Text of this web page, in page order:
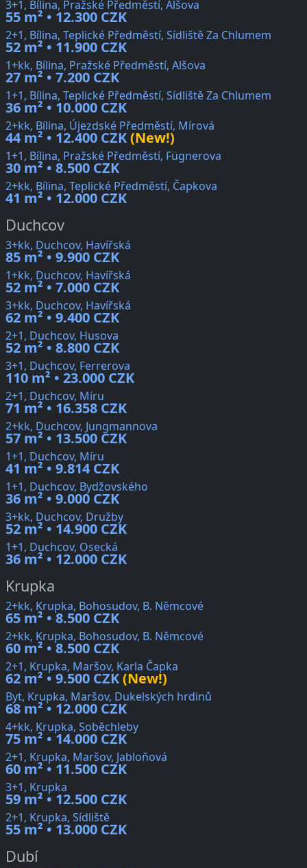
3+1, Bílina, Pražské Předměstí, Alšova
55 m² • 12.300 CZK
2+1, Bílina, Teplické Předměstí, Sídliště Za Chlumem
52 m² • 11.900 CZK
1+kk, Bílina, Pražské Předměstí, Alšova
27 m² • 7.200 CZK
1+1, Bílina, Teplické Předměstí, Sídliště Za Chlumem
36 m² • 10.000 CZK
2+kk, Bílina, Újezdské Předměstí, Mírová
44 m² • 12.400 CZK(New!)
1+1, Bílina, Pražské Předměstí, Fügnerova
30 m² • 8.500 CZK
2+kk, Bílina, Teplické Předměstí, Čapkova
41 m² • 12.000 CZK
Duchcov
3+kk, Duchcov, Havířská
85 m² • 9.900 CZK
1+kk, Duchcov, Havířská
52 m² • 7.000 CZK
3+kk, Duchcov, Havířská
62 m² • 9.400 CZK
2+1, Duchcov, Husova
52 m² • 8.800 CZK
3+1, Duchcov, Ferrerova
110 m² • 23.000 CZK
2+1, Duchcov, Míru
71 m² • 16.358 CZK
2+kk, Duchcov, Jungmannova
57 m² • 13.500 CZK
1+1, Duchcov, Míru
41 m² • 9.814 CZK
1+1, Duchcov, Bydžovského
36 m² • 9.000 CZK
3+kk, Duchcov, Družby
52 m² • 14.900 CZK
1+1, Duchcov, Osecká
36 m² • 12.000 CZK
Krupka
2+kk, Krupka, Bohosudov, B. Němcové
65 m² • 8.500 CZK
2+kk, Krupka, Bohosudov, B. Němcové
60 m² • 8.500 CZK
2+1, Krupka, Maršov, Karla Čapka
62 m² • 9.500 CZK(New!)
Byt, Krupka, Maršov, Dukelských hrdinů
68 m² • 12.000 CZK
4+kk, Krupka, Soběchleby
75 m² • 14.000 CZK
2+1, Krupka, Maršov, Jabloňová
60 m² • 11.500 CZK
3+1, Krupka
59 m² • 12.500 CZK
2+1, Krupka, Sídliště
55 m² • 13.000 CZK
Dubí